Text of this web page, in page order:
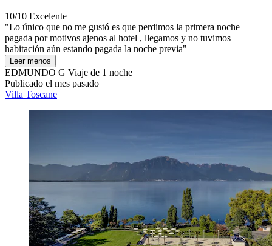
10/10 Excelente
"Lo único que no me gustó es que perdimos la primera noche
pagada por motivos ajenos al hotel , llegamos y no tuvimos
habitación aún estando pagada la noche previa"
Leer menos
EDMUNDO G Viaje de 1 noche
Publicado el mes pasado
Villa Toscane